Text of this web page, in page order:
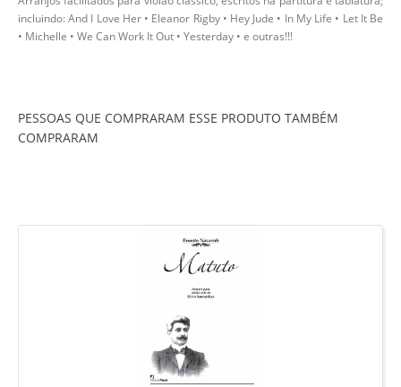
incluindo: And I Love Her • Eleanor Rigby • Hey Jude • In My Life • Let It Be
• Michelle • We Can Work It Out • Yesterday • e outras!!!
PESSOAS QUE COMPRARAM ESSE PRODUTO TAMBÉM
COMPRARAM